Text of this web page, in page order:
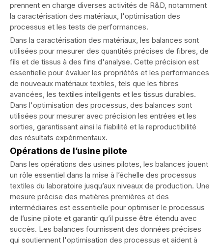
prennent en charge diverses activités de R&D, notamment
la caractérisation des matériaux, l'optimisation des
processus et les tests de performances.
Dans la caractérisation des matériaux, les balances sont
utilisées pour mesurer des quantités précises de fibres, de
fils et de tissus à des fins d'analyse. Cette précision est
essentielle pour évaluer les propriétés et les performances
de nouveaux matériaux textiles, tels que les fibres
avancées, les textiles intelligents et les tissus durables.
Dans l'optimisation des processus, des balances sont
utilisées pour mesurer avec précision les entrées et les
sorties, garantissant ainsi la fiabilité et la reproductibilité
des résultats expérimentaux.
Opérations de l’usine pilote
Dans les opérations des usines pilotes, les balances jouent
un rôle essentiel dans la mise à l’échelle des processus
textiles du laboratoire jusqu’aux niveaux de production. Une
mesure précise des matières premières et des
intermédiaires est essentielle pour optimiser le processus
de l’usine pilote et garantir qu’il puisse être étendu avec
succès. Les balances fournissent des données précises
qui soutiennent l'optimisation des processus et aident à